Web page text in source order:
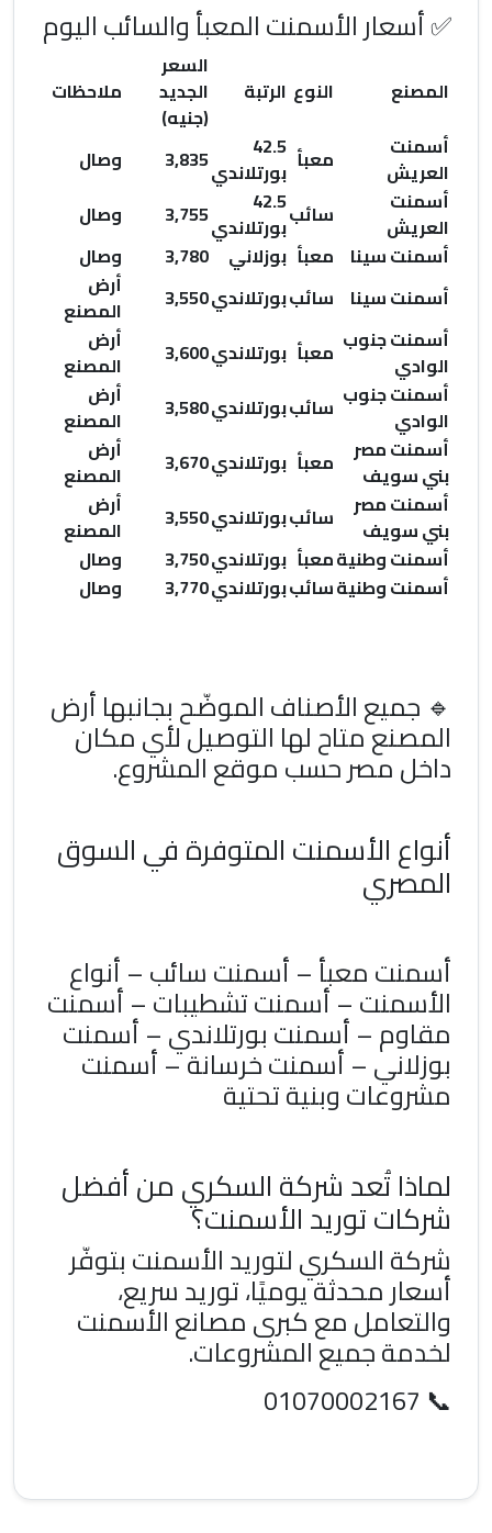
✅ أسعار الأسمنت المعبأ والسائب اليوم
المصنع النوع الرتبة
السعر
الجديد
(جنيه)
ملاحظات
أسمنت
العريش
معبأ 42.5
بورتلاندي3,835
وصال
أسمنت
العريش
سائب42.5
بورتلاندي3,755
وصال
أسمنت سينا معبأ بوزلاني 3,780
وصال
أسمنت سينا سائببورتلاندي3,550
أرض
المصنع
أسمنت جنوب
الوادي
معبأ بورتلاندي3,600
أرض
المصنع
أسمنت جنوب
الوادي
سائببورتلاندي3,580
أرض
المصنع
أسمنت مصر
بني سويف
معبأ بورتلاندي3,670
أرض
المصنع
أسمنت مصر
بني سويف
سائببورتلاندي3,550
أرض
المصنع
أسمنت وطنيةمعبأ بورتلاندي3,750
وصال
أسمنت وطنيةسائببورتلاندي3,770 وصال
🔹 جميع الأصناف الموضّح بجانبهاأرض
المصنعمتاح لها التوصيل لأي مكان
داخل مصر حسب موقع المشروع.
أنواع الأسمنت المتوفرة في السوق
المصري
أسمنت معبأ – أسمنت سائب – أنواع
الأسمنت – أسمنت تشطيبات – أسمنت
مقاوم – أسمنت بورتلاندي – أسمنت
بوزلاني – أسمنت خرسانة – أسمنت
مشروعات وبنية تحتية
لماذا تُعد شركة السكري من أفضل
شركات توريد الأسمنت؟
شركة السكري لتوريد الأسمنتبتوفّر
أسعار محدثة يوميًا، توريد سريع،
والتعامل مع كبرى مصانع الأسمنت
لخدمة جميع المشروعات.
📞
01070002167